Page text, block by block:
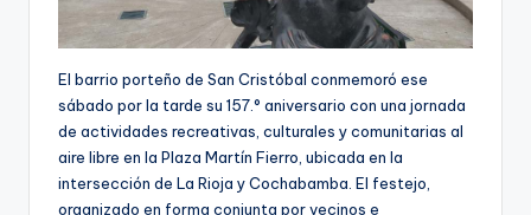
El barrio porteño de San Cristóbal conmemoró ese
sábado por la tarde su 157.° aniversario con una jornada
de actividades recreativas, culturales y comunitarias al
aire libre en la Plaza Martín Fierro, ubicada en la
intersección de La Rioja y Cochabamba. El festejo,
organizado en forma conjunta por vecinos e